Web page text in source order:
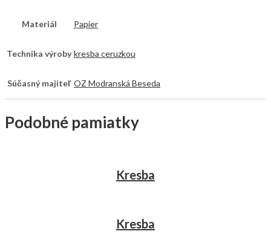
Materiál Papier
Technika výroby kresba ceruzkou
Súčasný majiteľ OZ Modranská Beseda
Podobné pamiatky
Kresba
Kresba